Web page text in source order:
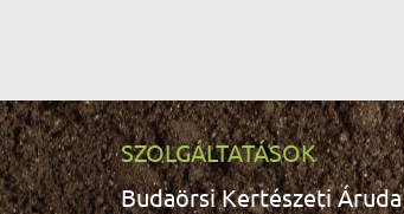
SZOLGÁLTATÁSOK
Budaörsi Kertészeti Áruda